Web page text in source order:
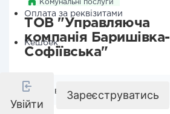
Оплата за реквізитами
Кешбек
Увійти
Зареєструватись
Комунальні послуги
ТОВ "Управляюча
компанія Баришівка-
Софіївська"
Реквізити компанії